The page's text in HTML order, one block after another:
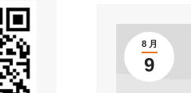
8 月
9